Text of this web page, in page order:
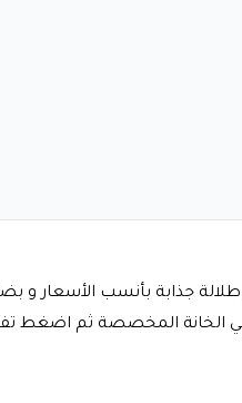
جذابة بأنسب الأسعار و
الخانة المخصصة ثم اضغط